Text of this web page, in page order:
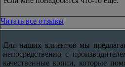
Читать все отзывы
Для наших клиентов мы
непосредственно с
качественные копии, которые